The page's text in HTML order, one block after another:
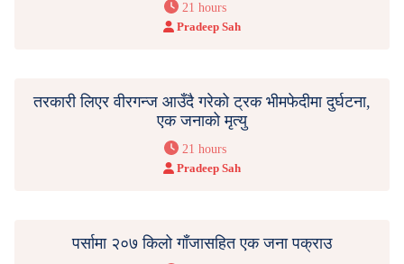
21 hours
Pradeep Sah
तरकारी लिएर वीरगन्ज आउँदै गरेको ट्रक भीमफेदीमा दुर्घटना,
एक जनाको मृत्यु
21 hours
Pradeep Sah
पर्सामा २०७ किलो गाँजासहित एक जना पक्राउ